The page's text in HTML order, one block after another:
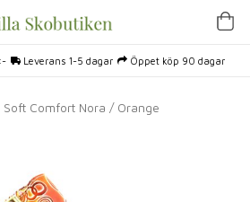
Leverans 1-5 dagar Öppet köp 90 dagar
Soft Comfort Nora / Orange